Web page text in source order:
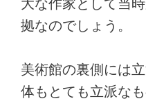
大な作家として当
拠なのでしょう。
美術館の裏側には
体もとても立派な